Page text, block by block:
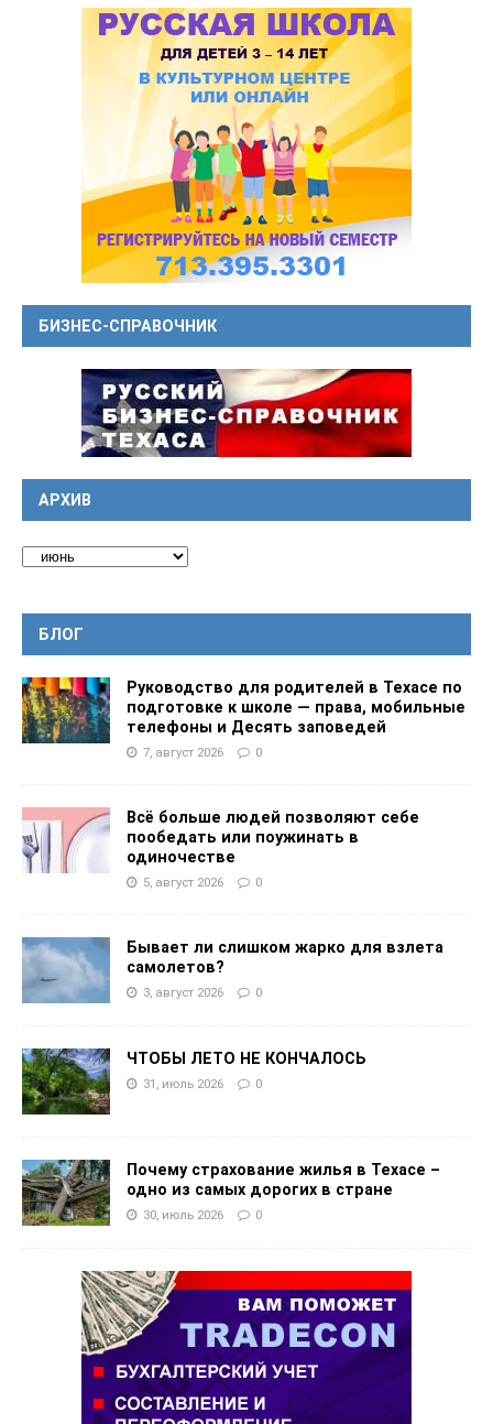
БИЗНЕС-СПРАВОЧНИК
АРХИВ
БЛОГ
Руководство для родителей в Техасе по
подготовке к школе — права, мобильные
телефоны и Десять заповедей
7, август 2026 0
Всё больше людей позволяют себе
пообедать или поужинать в
одиночестве
5, август 2026 0
Бывает ли слишком жарко для взлета
самолетов?
3, август 2026 0
ЧТОБЫ ЛЕТО НЕ КОНЧАЛОСЬ
31, июль 2026 0
Почему страхование жилья в Техасе –
одно из самых дорогих в стране
30, июль 2026 0